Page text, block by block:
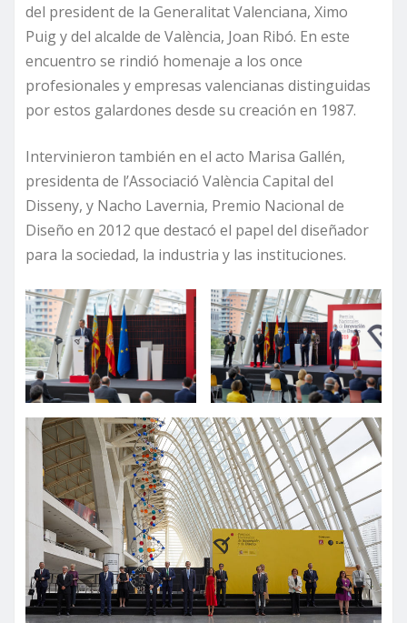
del president de la Generalitat Valenciana, Ximo
Puig y del alcalde de València, Joan Ribó. En este
encuentro se rindió homenaje a los once
profesionales y empresas valencianas distinguidas
por estos galardones desde su creación en 1987.
Intervinieron también en el acto Marisa Gallén,
presidenta de l’Associació València Capital del
Disseny, y Nacho Lavernia, Premio Nacional de
Diseño en 2012 que destacó el papel del diseñador
para la sociedad, la industria y las instituciones.